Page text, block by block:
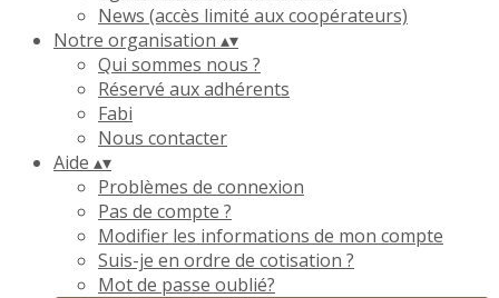
News (accès limité aux coopérateurs)
Notre organisation ▴▾
Qui sommes nous ?
Réservé aux adhérents
Fabi
Nous contacter
Aide ▴▾
Problèmes de connexion
Pas de compte ?
Modifier les informations de mon compte
Suis-je en ordre de cotisation ?
Mot de passe oublié?